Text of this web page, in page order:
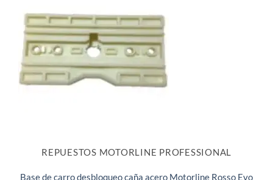
REPUESTOS MOTORLINE PROFESSIONAL
Base de carro desbloqueo caña acero Motorline Rosso Evo